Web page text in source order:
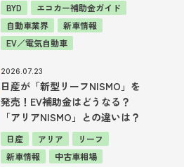
BYD
エコカー補助金ガイド
自動車業界
新車情報
EV／電気自動車
2026.07.23
日産が「新型リーフNISMO」を
発売！EV補助金はどうなる？
「アリアNISMO」との違いは？
日産 アリア
リーフ
新車情報
中古車相場